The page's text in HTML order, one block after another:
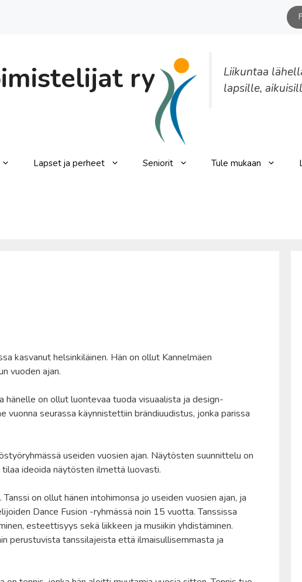
Liikuntaa
lapsille,
ry
Lapset ja perheet Seniorit Tule mukaan
kasvanut helsinkiläinen. Hän on ollut Kannelmäen
vuoden ajan.
on ollut luontevaa tuoda visuaalista ja design-
vuonna seurassa käynnistettiin brändiuudistus, jonka parissa
useiden vuosien ajan. Näytösten suunnittelu on
tilaa ideoida näytösten ilmettä luovasti.
on ollut hänen intohimonsa jo useiden vuosien ajan, ja
Dance Fusion -ryhmässä noin 15 vuotta. Tanssissa
esteettisyys sekä liikkeen ja musiikin yhdistäminen.
perustuvista tanssilajeista että ilmaisullisemmasta ja